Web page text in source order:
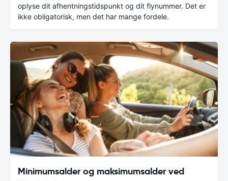
oplyse dit afhentningstidspunkt og dit flynummer. Det er
ikke obligatorisk, men det har mange fordele.
Minimumsalder og maksimumsalder ved